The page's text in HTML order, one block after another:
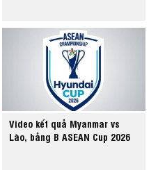
Video kết quả Myanmar vs
Lào, bảng B ASEAN Cup 2026